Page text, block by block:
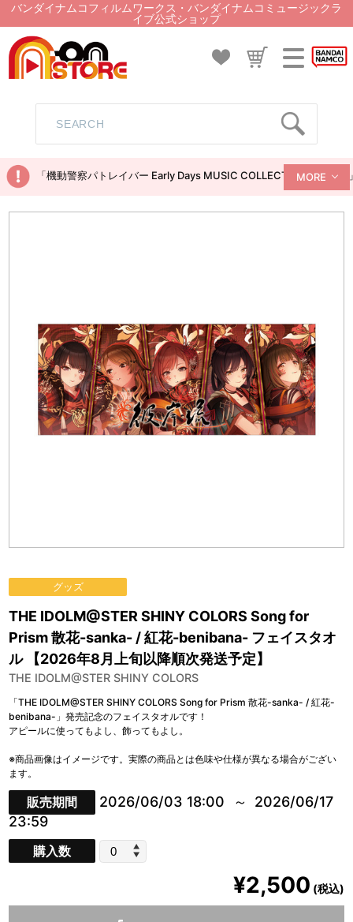
バンダイナムコフィルムワークス・バンダイナムコミュージックラ
イブ公式ショップ
「機動警察パトレイバー Early Days MUSIC COLLECTION CD
MORE
グッズ
THE IDOLM@STER SHINY COLORS Song for
Prism 散花-sanka- / 紅花-benibana- フェイスタオ
ル 【2026年8月上旬以降順次発送予定】
THE IDOLM@STER SHINY COLORS
「THE IDOLM@STER SHINY COLORS Song for Prism 散花-sanka- / 紅花-
benibana-」発売記念のフェイスタオルです！
アピールに使ってもよし、飾ってもよし。
※商品画像はイメージです。実際の商品とは色味や仕様が異なる場合がござい
ます。
販売期間 2026/06/03 18:00
2026/06/17
23:59
購入数
¥2,500 (税込)